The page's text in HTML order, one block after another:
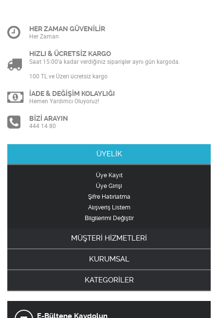
HER ZAMAN GÜVENİLİR
Her Zaman
HIZLI & ÜCRETSİZ KARGO
Saat 15:00’a kadar verdiğiniz siparişler aynı gün kargoda.
100 TL ve Üzeri ücretsiz kargo
İADE & DEĞİŞİM KOLAYLIĞI
Hemen Yardımcı Oluyoruz!
BİZİ ARAYIN
444 14 80
ÜYELİK
Üye Kayıt
Üye Girişi
Şifre Hatırlatma
Alışveriş Listem
Bilgilerimi Değiştir
MÜŞTERİ HİZMETLERİ
KURUMSAL
KATEGORİLER
E-Bültene Kaydolun